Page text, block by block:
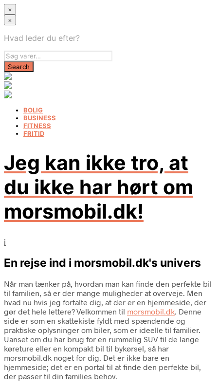
×
×
Hvad leder du efter?
BOLIG
BUSINESS
FITNESS
FRITID
Jeg kan ikke tro, at
du ikke har hørt om
morsmobil.dk!
i
En rejse ind i morsmobil.dk's univers
Når man tænker på, hvordan man kan finde den perfekte bil
til familien, så er der mange muligheder at overveje. Men
hvad nu hvis jeg fortalte dig, at der er en hjemmeside, der
gør det hele lettere? Velkommen til morsmobil.dk. Denne
side er som en skattekiste fyldt med spændende og
praktiske oplysninger om biler, som er ideelle til familier.
Uanset om du har brug for en rummelig SUV til de lange
køreture eller en kompakt bil til bykørsel, så har
morsmobil.dk noget for dig. Det er ikke bare en
hjemmeside; det er en portal til at finde den perfekte bil,
der passer til din families behov.